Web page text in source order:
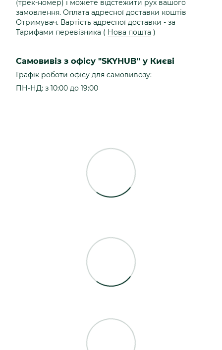
(трек-номер) і можете відстежити рух вашого
замовлення. Оплата адресної доставки коштів
Отримувач. Вартість адресної доставки - за
Тарифами перевізника ( Нова пошта )
Самовивіз з офісу "SKYHUB" у Києві
Графік роботи офісу для самовивозу:
ПН-НД: з 10:00 до 19:00